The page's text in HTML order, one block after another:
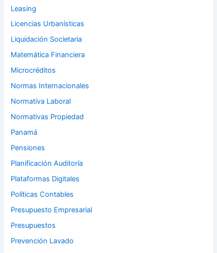
Leasing
Licencias Urbanísticas
Liquidación Societaria
Matemática Financiera
Microcréditos
Normas Internacionales
Normativa Laboral
Normativas Propiedad
Panamá
Pensiones
Planificación Auditoría
Plataformas Digitales
Políticas Contables
Presupuesto Empresarial
Presupuestos
Prevención Lavado